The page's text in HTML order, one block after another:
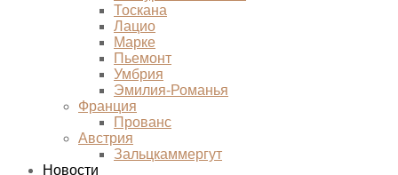
Тоскана
Лацио
Марке
Пьемонт
Умбрия
Эмилия-Романья
Франция
Прованс
Австрия
Зальцкаммергут
Новости